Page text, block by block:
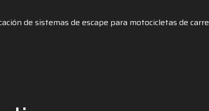
de sistemas de escape para motocicletas de